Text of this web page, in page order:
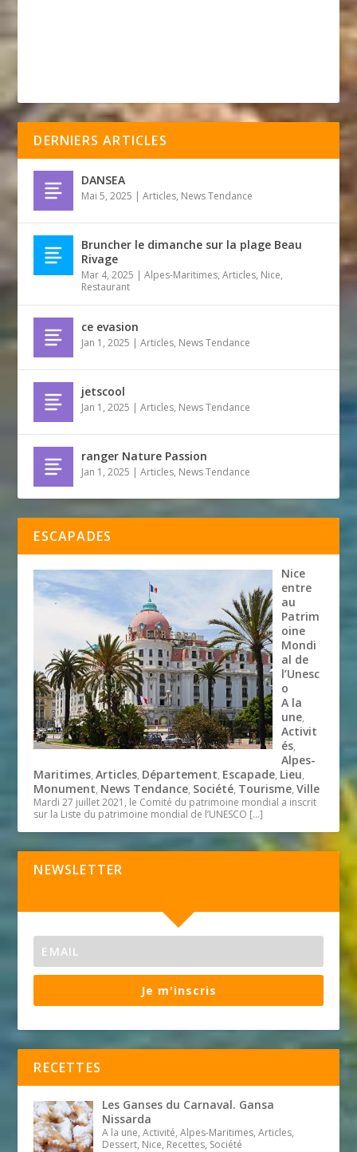
DERNIERS ARTICLES
DANSEA
Mai 5, 2025 |Articles, News Tendance
Bruncher le dimanche sur la plage Beau
Rivage
Mar 4, 2025 |Alpes-Maritimes,Articles, Nice,
Restaurant
ce evasion
Jan 1, 2025 |Articles, News Tendance
jetscool
Jan 1, 2025 |Articles, News Tendance
ranger Nature Passion
Jan 1, 2025 |Articles, News Tendance
ESCAPADES
Nice
entre
au
Patrim
oine
Mondi
al de
l’Unesc
o
A la
une,
Activit
és,
Alpes-
Maritimes,Articles, Département, Escapade, Lieu,
Monument, News Tendance, Société, Tourisme,Ville
Mardi 27 juillet 2021, le Comité du patrimoine mondial a inscrit
sur la Liste du patrimoine mondial de l’UNESCO […]
NEWSLETTER
Je m'inscris
RECETTES
Les Ganses du Carnaval. Gansa
Nissarda
A la une, Activité, Alpes-Maritimes, Articles,
Dessert, Nice, Recettes, Société